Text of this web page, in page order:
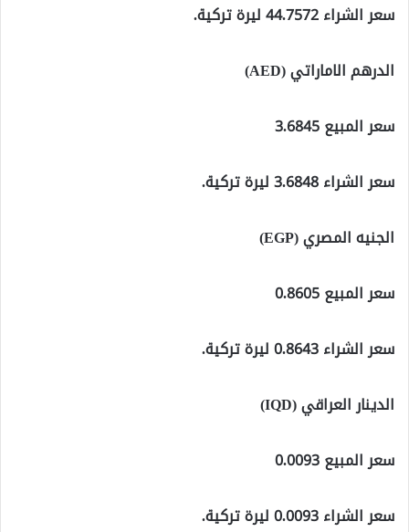
سعر الشراء 44.7572 ليرة تركية.
الدرهم الاماراتي (AED)
سعر المبيع 3.6845
سعر الشراء 3.6848 ليرة تركية.
الجنيه المصري (EGP)
سعر المبيع 0.8605
سعر الشراء 0.8643 ليرة تركية.
الدينار العراقي (IQD)
سعر المبيع 0.0093
سعر الشراء 0.0093 ليرة تركية.